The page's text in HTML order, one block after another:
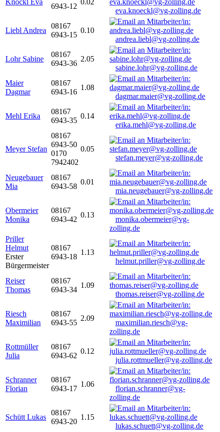
Knöckl Eva
6943-12
0.02
eva.knoeckl@vg-zolling.de
Liebl Andrea
08167
6943-15
0.10
andrea.liebl@vg-zolling.de
Lohr Sabine
08167
6943-36
2.05
sabine.lohr@vg-zolling.de
Maier
Dagmar
08167
6943-16
1.08
dagmar.maier@vg-zolling.de
Mehl Erika
08167
6943-35
0.14
erika.mehl@vg-zolling.de
Meyer Stefan
08167
6943-50
0170
7942402
0.05
stefan.meyer@vg-zolling.de
Neugebauer
Mia
08167
6943-58
0.01
mia.neugebauer@vg-zolling.de
Obermeier
Monika
08167
6943-42
0.13
monika.obermeier@vg-
zolling.de
Priller
Helmut
Erster
Bürgermeister
08167
6943-18
1.13
helmut.priller@vg-zolling.de
Reiser
Thomas
08167
6943-34
1.09
thomas.reiser@vg-zolling.de
Riesch
Maximilian
08167
6943-55
2.09
maximilian.riesch@vg-
zolling.de
Rottmüller
Julia
08167
6943-62
0.12
julia.rottmueller@vg-zolling.de
Schranner
Florian
08167
6943-17
1.06
florian.schranner@vg-
zolling.de
Schütt Lukas
08167
6943-20
1.15
lukas.schuett@vg-zolling.de